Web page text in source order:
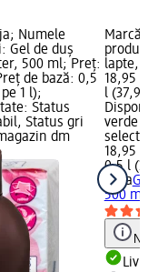
Numele
Gel de duș
500 ml; Preț:
de bază: 0,5
1 l);
Status
Status gri
dm
Marcă:
lapte,
18,95
l (37,90
verde
18,95 lei
0,5 l
ziajaGel
500 ml
Notă